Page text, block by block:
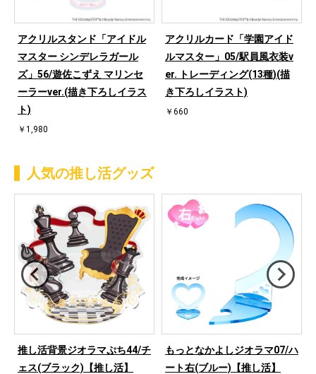
アクリルスタンド「アイドル
マスター シンデレラガール
ズ」56/遊佐こずえ マリンセ
ーラーver.(描き下ろしイラス
ト)
￥1,980
アクリルカード「学園アイド
ルマスター」05/駅員風衣装v
er. トレーディング(13種)(描
き下ろしイラスト)
￥660
人気の推し活グッズ
推し活背景ジオラマぷち44/チ
ェス(ブラック)【推し活】
もっとなかよしジオラマ07/ハ
ート右(ブルー)【推し活】